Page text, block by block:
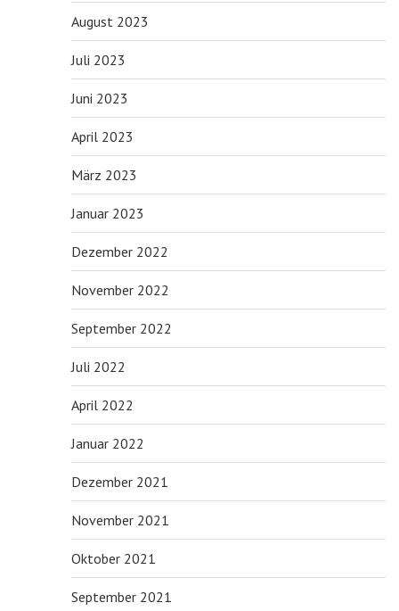
August 2023
Juli 2023
Juni 2023
April 2023
März 2023
Januar 2023
Dezember 2022
November 2022
September 2022
Juli 2022
April 2022
Januar 2022
Dezember 2021
November 2021
Oktober 2021
September 2021